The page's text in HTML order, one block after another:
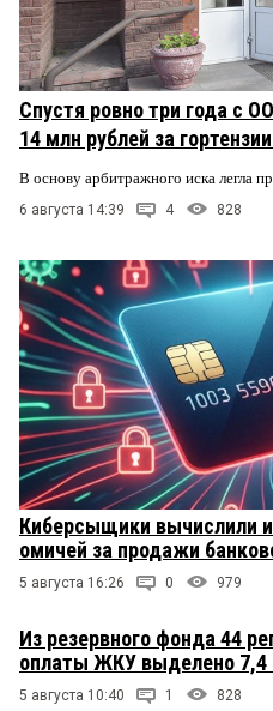
Спустя ровно три года с
14 млн рублей за
В основу арбитражного иска легла
6 августа 14:39 4 828
Киберсыщики вычислили
омичей за продажи
5 августа 16:26 0 979
Из резервного фонда 44
оплаты ЖКУ выделено 7,4
5 августа 10:40 1 828